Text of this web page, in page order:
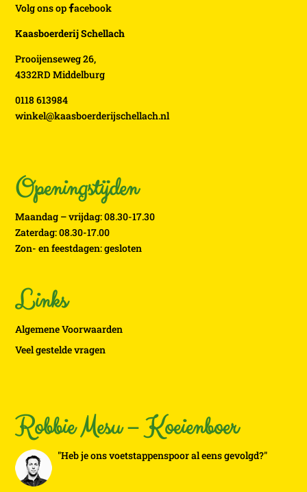
Volg ons op acebook
Kaasboerderij Schellach
Prooijenseweg 26,
4332RD Middelburg
0118 613984
winkel@kaasboerderijschellach.nl
Openingstijden
Maandag – vrijdag: 08.30-17.30
Zaterdag: 08.30-17.00
Zon- en feestdagen: gesloten
Links
Algemene Voorwaarden
Veel gestelde vragen
Robbie Mesu – Koeienboer
"Heb je ons voetstappenspoor al eens gevolgd?"